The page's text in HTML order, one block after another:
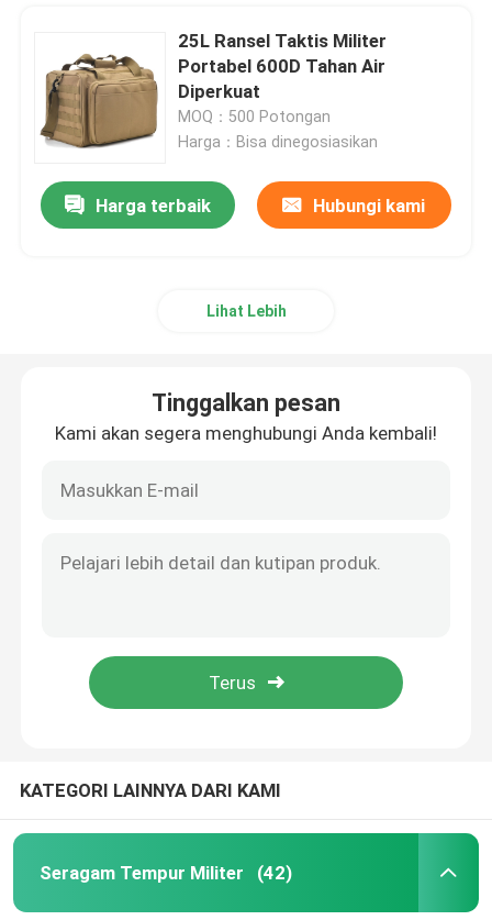
25L Ransel Taktis Militer
Portabel 600D Tahan Air
Diperkuat
MOQ：500 Potongan
Harga：Bisa dinegosiasikan
Harga terbaik Hubungi kami
Lihat Lebih
Tinggalkan pesan
Kami akan segera menghubungi Anda kembali!
KATEGORI LAINNYA DARI KAMI
Seragam Tempur Militer (42)